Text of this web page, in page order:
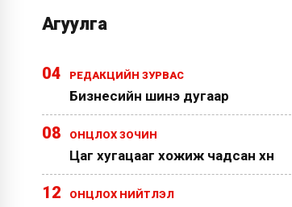
Агуулга
04 РЕДАКЦИЙН ЗУРВАС
Бизнесийн шинэ дугаар
08 ОНЦЛОХ ЗОЧИН
Цаг хугацааг хожиж чадсан хүн
12 ОНЦЛОХ НИЙТЛЭЛ